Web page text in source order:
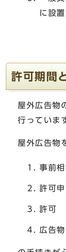
に設
許可期間
屋外広告物
行っていま
屋外広告物
事前
許可
許可
広告